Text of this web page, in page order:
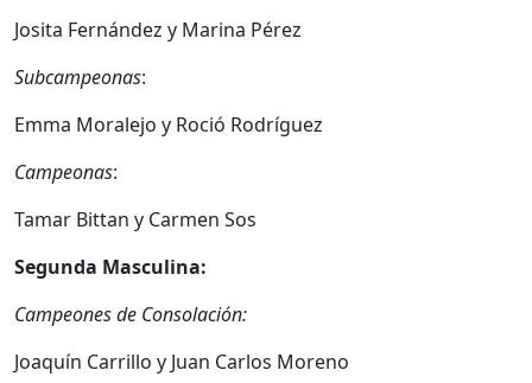
Josita Fernández y Marina Pérez
Subcampeonas:
Emma Moralejo y Roció Rodríguez
Campeonas:
Tamar Bittan y Carmen Sos
Segunda Masculina:
Campeones de Consolación:
Joaquín Carrillo y Juan Carlos Moreno